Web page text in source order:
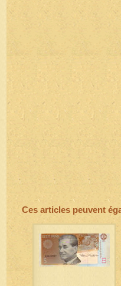
Ces articles peuvent